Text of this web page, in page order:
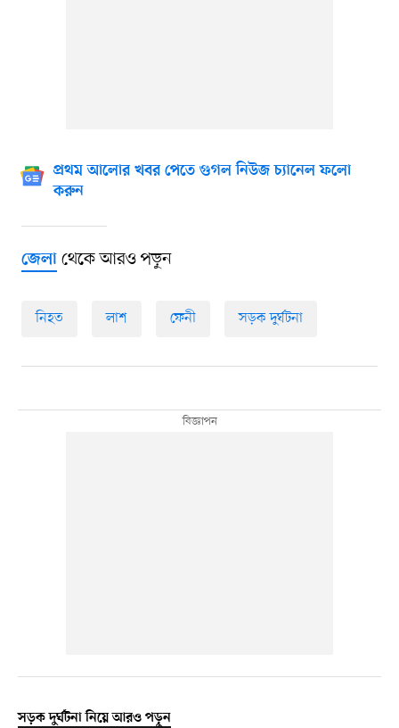
প্রথম আলোর খবর পেতে গুগল নিউজ চ্যানেল ফলো
করুন
জেলাথেকে আরও পড়ুন
নিহত লাশ ফেনী সড়ক দুর্ঘটনা
সড়ক দুর্ঘটনা নিয়ে আরও পড়ুন